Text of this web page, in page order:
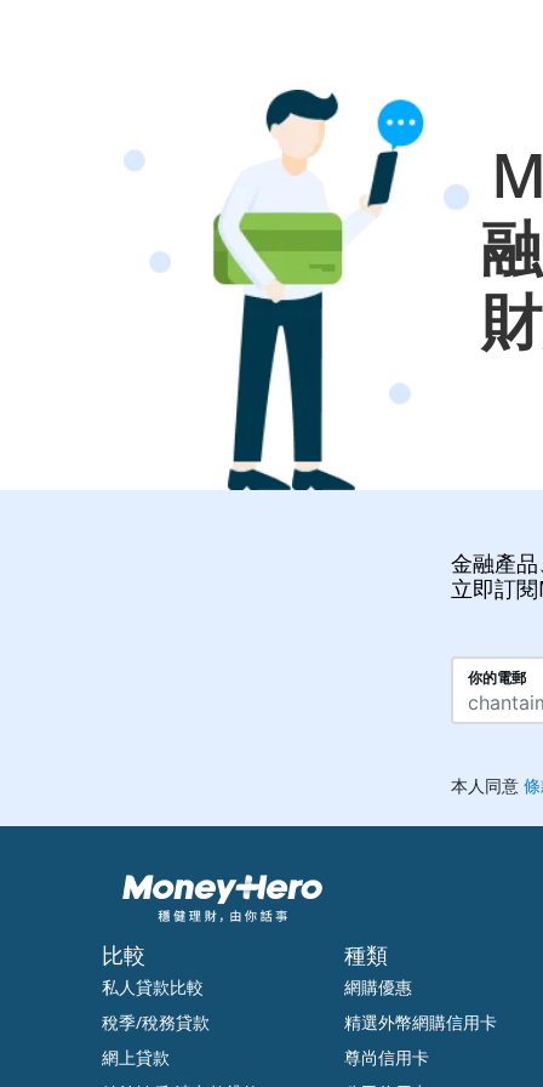
金融產
立即訂
比較
私人貸款比較
稅季/稅務貸款
網上貸款
種類
網購優惠
精選外幣網購信用卡
尊尚信用卡